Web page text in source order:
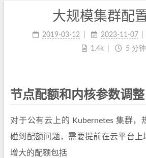
大规模集群配
2019-03-12 2023-11-07
1.4k
5 分钟
节点配额和内核参数调整
对于公有云上的 Kubernetes 集群，
碰到配额问题，需要提前在云平台上
增大的配额包括